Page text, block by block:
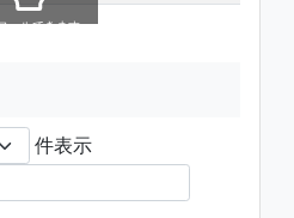
ールできます
件表示